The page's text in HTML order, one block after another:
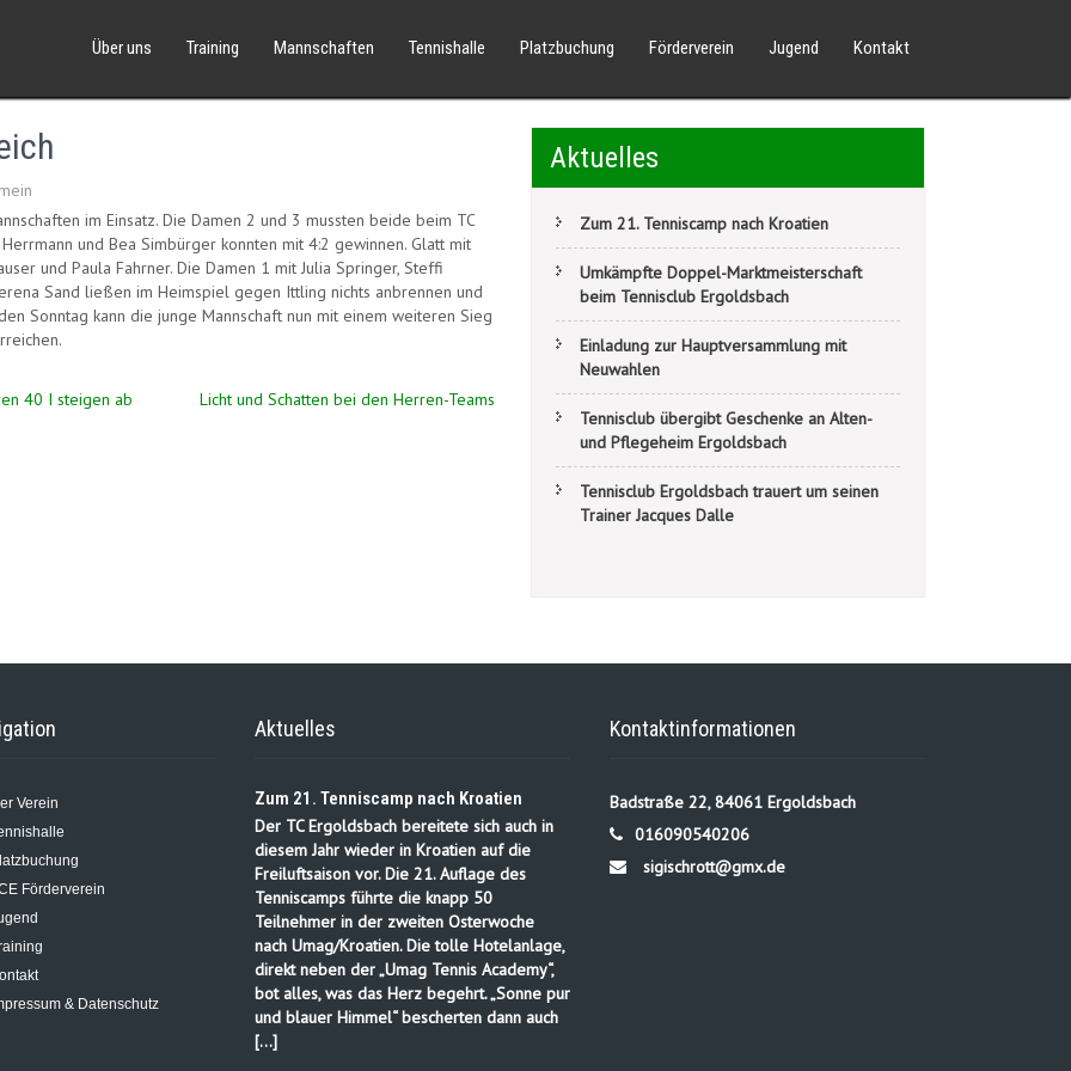
Über uns Training Mannschaften Tennishalle Platzbuchung Förderverein Jugend Kontakt
im Einsatz. Die Damen 2 und 3 mussten beide beim TC
und Bea Simbürger konnten mit 4:2 gewinnen. Glatt mit
und Paula Fahrner. Die Damen 1 mit Julia Springer, Steffi
Sand ließen im Heimspiel gegen Ittling nichts anbrennen und
Sonntag kann die junge Mannschaft nun mit einem weiteren Sieg
40 I steigen ab Licht und Schatten bei den Herren-Teams
Aktuelles
Zum 21. Tenniscamp nach Kroatien
Umkämpfte Doppel-Marktmeisterschaft
beim Tennisclub Ergoldsbach
Einladung zur Hauptversammlung mit
Neuwahlen
Tennisclub übergibt Geschenke an Alten-
und Pflegeheim Ergoldsbach
Tennisclub Ergoldsbach trauert um seinen
Trainer Jacques Dalle
Verein
Förderverein
& Datenschutz
Aktuelles
Zum 21. Tenniscamp nach Kroatien
Der TC Ergoldsbach bereitete sich auch in
diesem Jahr wieder in Kroatien auf die
Freiluftsaison vor. Die 21. Auflage des
Tenniscamps führte die knapp 50
Teilnehmer in der zweiten Osterwoche
nach Umag/Kroatien. Die tolle Hotelanlage,
direkt neben der „Umag Tennis Academy“,
bot alles, was das Herz begehrt. „Sonne pur
und blauer Himmel“ bescherten dann auch
[…]
Kontaktinformationen
Badstraße 22, 84061 Ergoldsbach
016090540206
sigischrott@gmx.de